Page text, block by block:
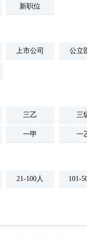
新职位
上市公司 公立
三乙 三
一甲 一
21-100人 101-